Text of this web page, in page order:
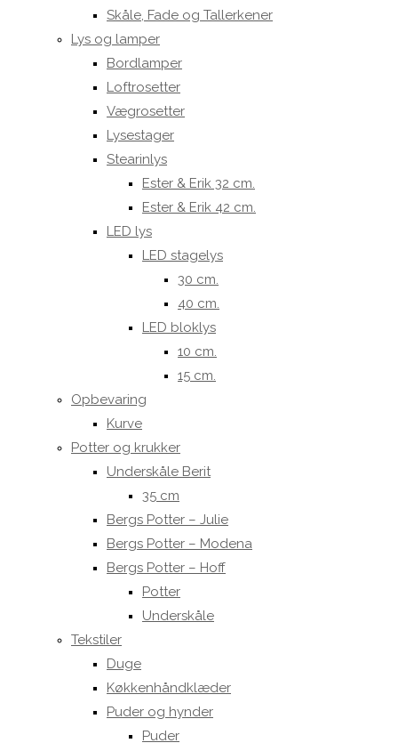
Skåle, Fade og Tallerkener
Lys og lamper
Bordlamper
Loftrosetter
Vægrosetter
Lysestager
Stearinlys
Ester & Erik 32 cm.
Ester & Erik 42 cm.
LED lys
LED stagelys
30 cm.
40 cm.
LED bloklys
10 cm.
15 cm.
Opbevaring
Kurve
Potter og krukker
Underskåle Berit
35 cm
Bergs Potter – Julie
Bergs Potter – Modena
Bergs Potter – Hoff
Potter
Underskåle
Tekstiler
Duge
Køkkenhåndklæder
Puder og hynder
Puder